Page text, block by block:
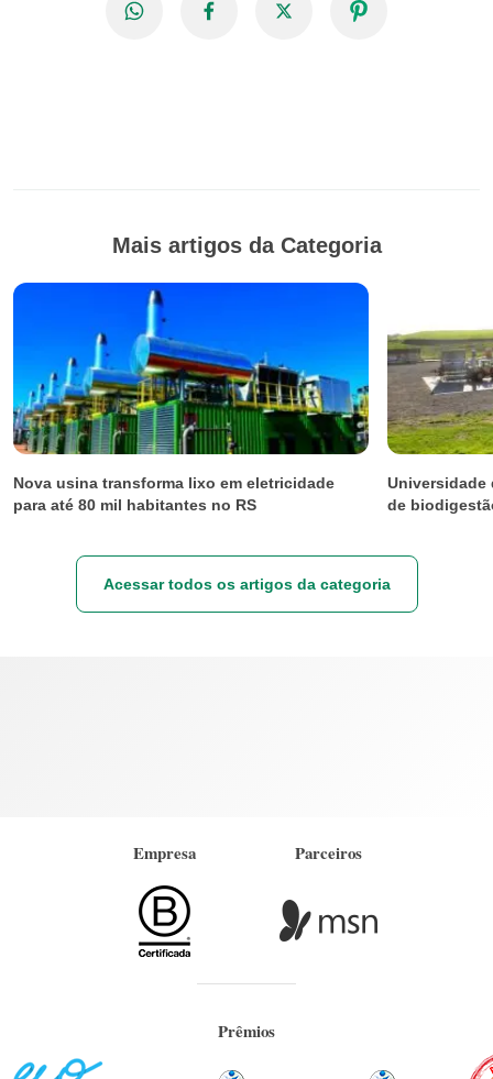
Mais artigos da Categoria
Nova usina transforma lixo em eletricidade
para até 80 mil habitantes no RS
Universidade
de
Acessar todos os artigos da categoria
Empresa Parceiros
Prêmios